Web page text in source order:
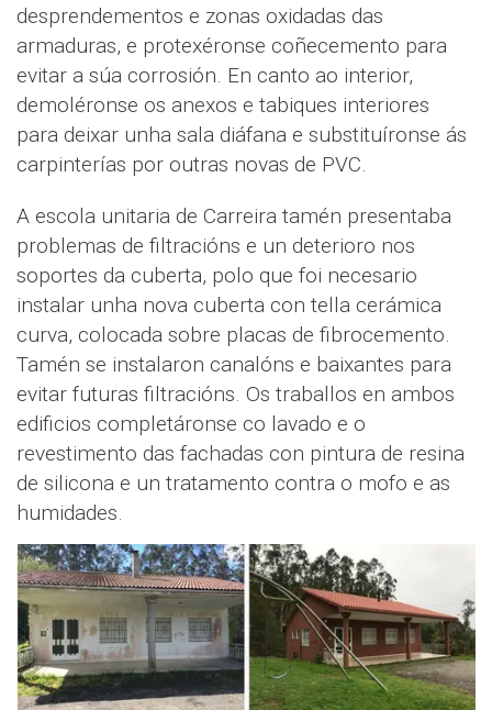
desprendementos e zonas oxidadas das
armaduras, e protexéronse coñecemento para
evitar a súa corrosión. En canto ao interior,
demoléronse os anexos e tabiques interiores
para deixar unha sala diáfana e substituíronse ás
carpinterías por outras novas de PVC.
A escola unitaria de Carreira tamén presentaba
problemas de filtracións e un deterioro nos
soportes da cuberta, polo que foi necesario
instalar unha nova cuberta con tella cerámica
curva, colocada sobre placas de fibrocemento.
Tamén se instalaron canalóns e baixantes para
evitar futuras filtracións. Os traballos en ambos
edificios completáronse co lavado e o
revestimento das fachadas con pintura de resina
de silicona e un tratamento contra o mofo e as
humidades.